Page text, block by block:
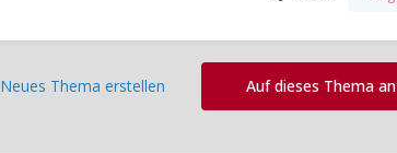
Auf dieses Thema
Neues Thema erstellen